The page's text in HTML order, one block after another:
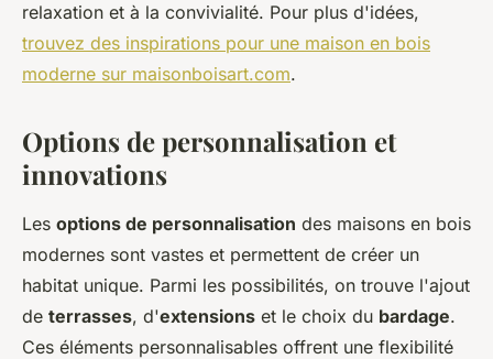
relaxation et à la convivialité. Pour plus d'idées,
trouvez des inspirations pour une maison en bois
moderne sur maisonboisart.com.
Options de personnalisation et
innovations
Les options de personnalisation des maisons en bois
modernes sont vastes et permettent de créer un
habitat unique. Parmi les possibilités, on trouve l'ajout
de terrasses, d'extensions et le choix du bardage.
Ces éléments personnalisables offrent une flexibilité